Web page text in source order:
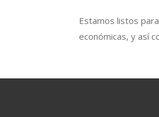
Estamos listos
económicas, y así